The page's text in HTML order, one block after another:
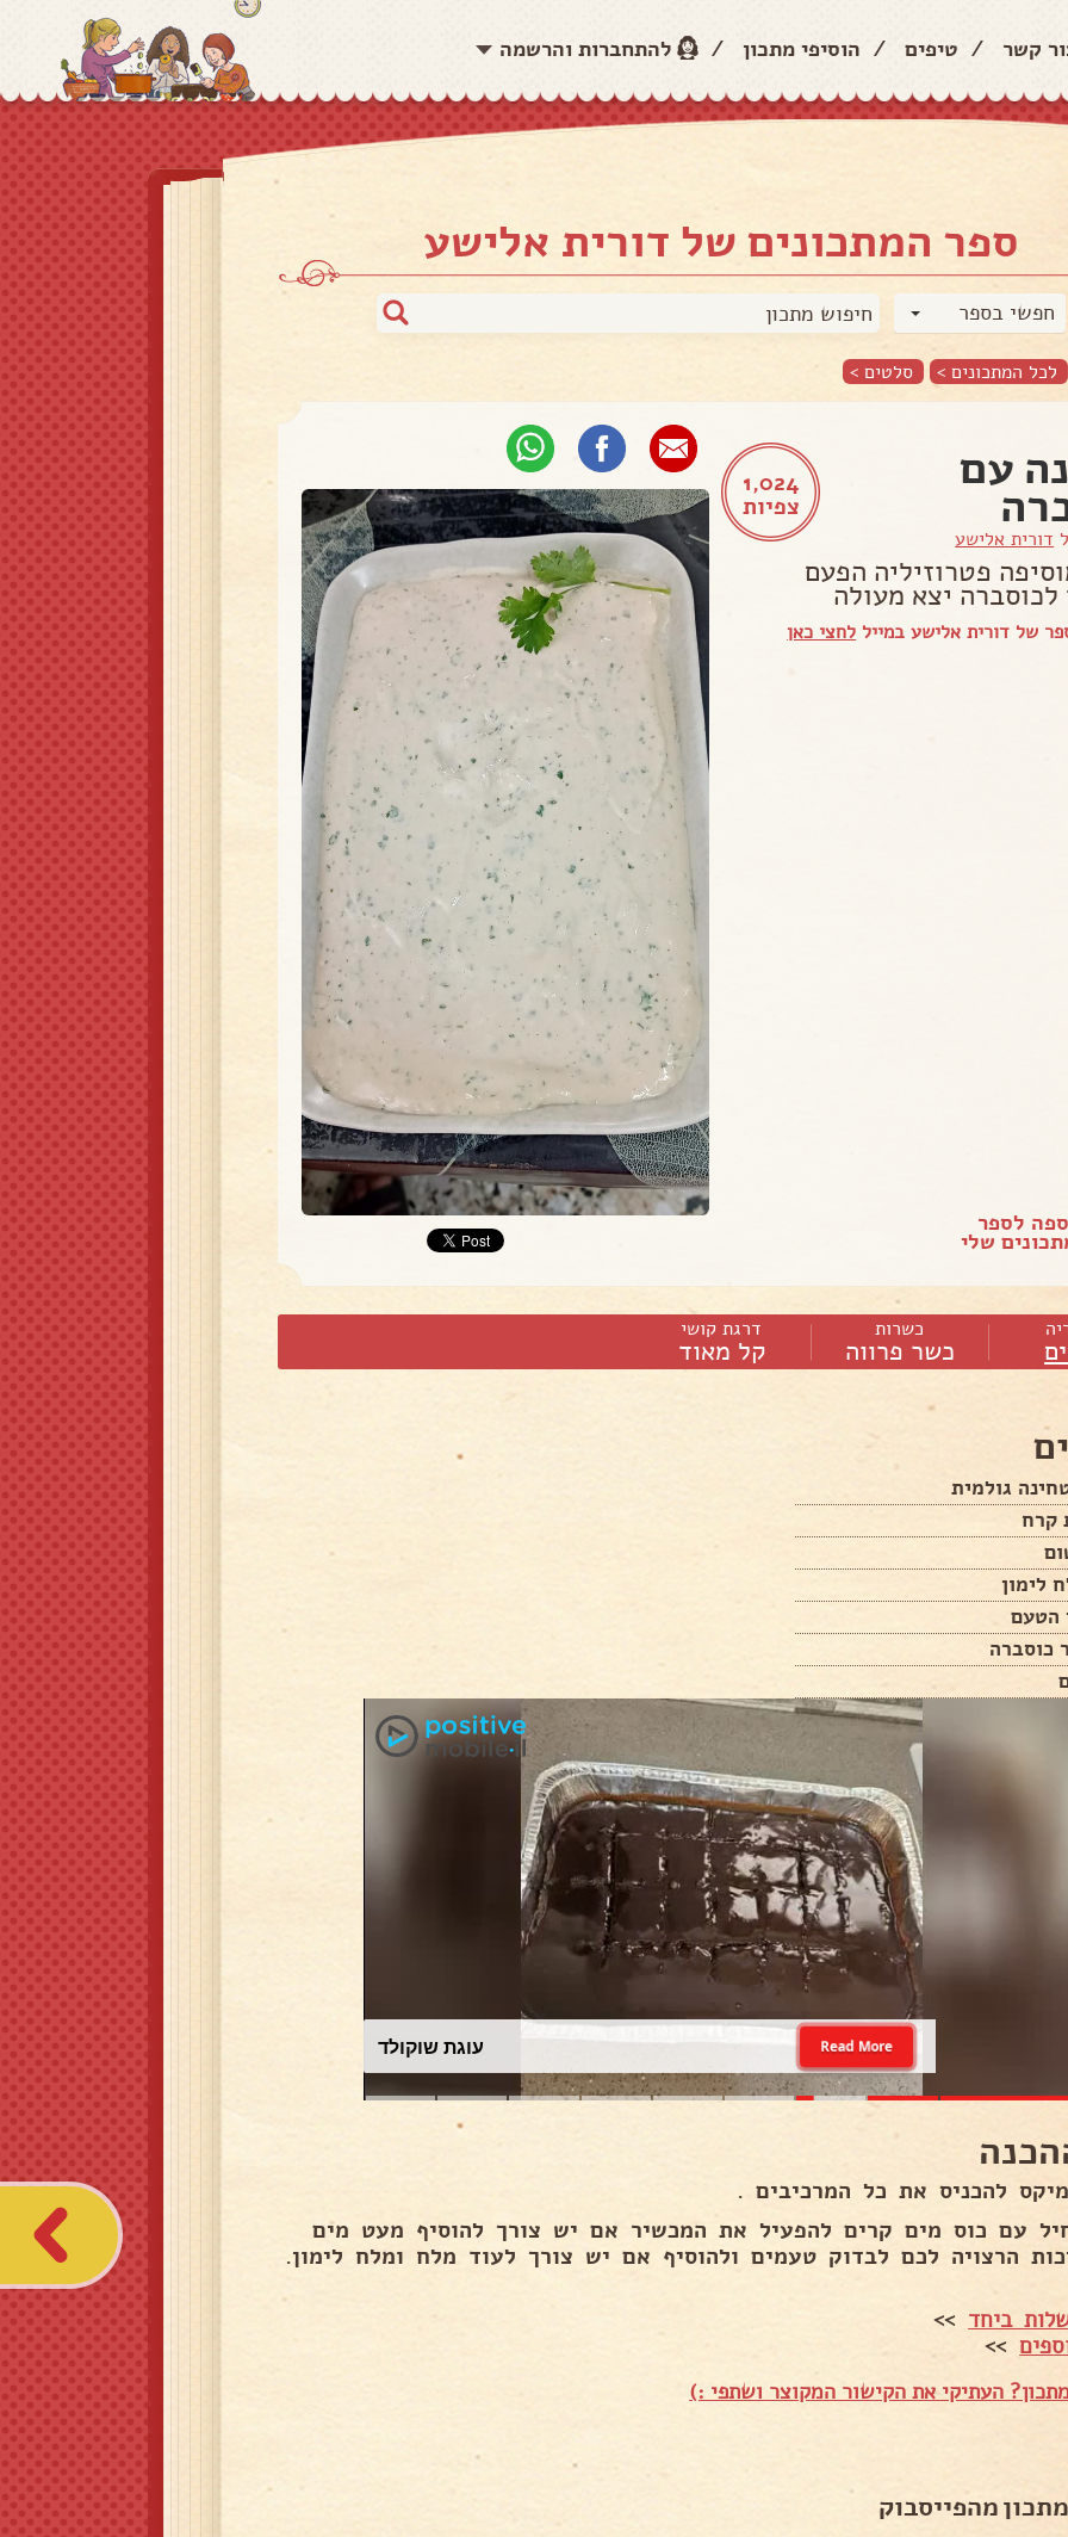
קשר / טיפים / הוסיפי מתכון / להתחברות והרשמה
ספר המתכונים של דורית אלישע
חפשי בספר
לכל המתכונים > סלטים >
1,024
צפיות
עם
דורית אלישע
פטרוזיליה הפעם
לכוסברה יצא מעולה
של דורית אלישע במייל לחצי כאן
לספר
שלי
כשרות
כשר פרווה
דרגת קושי
קל מאוד
לימון
הטעם
כוסברה
עוגת שוקולד Read More
להכניס את כל המרכיבים .
עם כוס מים קרים להפעיל את המכשיר אם יש צורך להוסיף מעט מים
הרצויה לכם לבדוק טעמים ולהוסיף אם יש צורך לעוד מלח ומלח לימון.
ביחד>>
>>
העתיקי את הקישור המקוצר ושתפי :)
מהפייסבוק